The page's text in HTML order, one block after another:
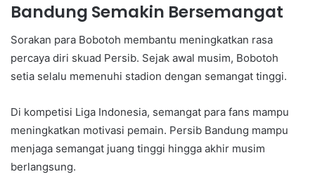
Bandung Semakin Bersemangat
Sorakan para Bobotoh membantu meningkatkan rasa
percaya diri skuad Persib. Sejak awal musim, Bobotoh
setia selalu memenuhi stadion dengan semangat tinggi.
Di kompetisi Liga Indonesia, semangat para fans mampu
meningkatkan motivasi pemain. Persib Bandung mampu
menjaga semangat juang tinggi hingga akhir musim
berlangsung.